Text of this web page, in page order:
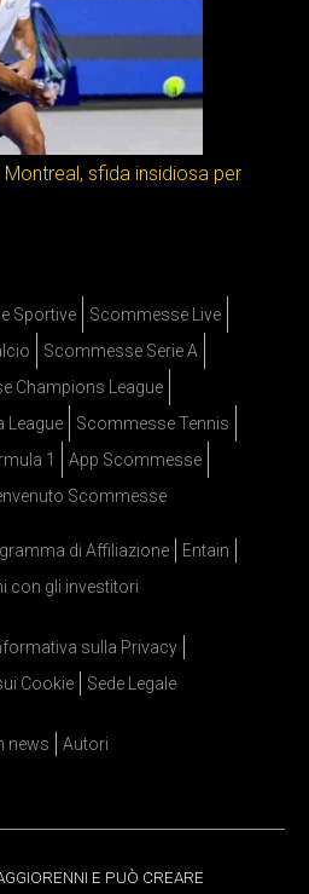
sfida insidiosa per
Sportive
Scommesse Live
Scommesse Serie A
Champions League
League
Scommesse Tennis
1
App Scommesse
Scommesse
di Affiliazione
Entain
con gli investitori
sulla Privacy
Cookie
Sede Legale
news Autori
E PUÒ CREARE